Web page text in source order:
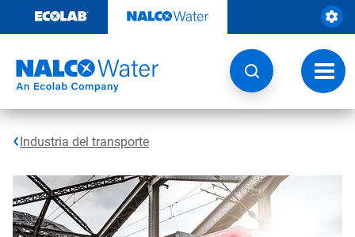
contenido
de
Industria del transporte